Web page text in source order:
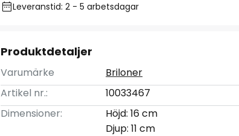
Leveranstid: 2 - 5 arbetsdagar
Produktdetaljer
Varumärke
Briloner
Artikel nr.:
10033467
Dimensioner:
Höjd: 16 cm
Djup: 11 cm